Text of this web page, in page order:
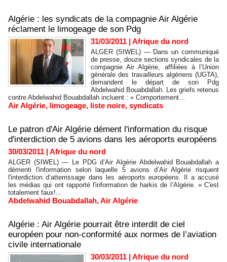
Algérie : les syndicats de la compagnie Air Algérie
réclament le limogeage de son Pdg
31/03/2011 | Afrique du nord
ALGER (SIWEL) — Dans un communiqué
de presse, douze sections syndicales de la
compagnie Air Algérie, affiliées à l’Union
générale des travailleurs algériens (UGTA),
demandent le départ de son Pdg
Abdelwahid Bouabdallah. Les griefs retenus
contre Abdelwahid Bouabdallah incluent : « Comportement...
Air Algérie, limogeage, liste noire, syndicats
Le patron d'Air Algérie dément l'information du risque
d'interdiction de 5 avions dans les aéroports européens
30/03/2011 | Afrique du nord
ALGER (SIWEL) — Le PDG d’Air Algérie Abdelwahid Bouabdallah a
démenti l'information selon laquelle 5 avions d’Air Algérie risquent
l'interdiction d’atterrissage dans les aéroports européens. Il a accusé
les médias qui ont rapporté l'information de harkis de l’Algérie. « C'est
totalement faux!...
Abdelwahid Bouabdallah,Air Algérie
Algérie : Air Algérie pourrait être interdit de ciel
européen pour non-conformité aux normes de l’aviation
civile internationale
30/03/2011 | Afrique du nord